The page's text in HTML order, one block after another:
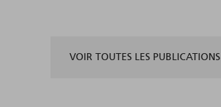
VOIR TOUTES LES PUBLICATIONS